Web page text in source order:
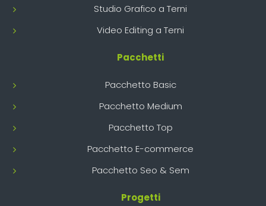
Studio Grafico a Terni
Video Editing a Terni
Pacchetti
Pacchetto Basic
Pacchetto Medium
Pacchetto Top
Pacchetto E-commerce
Pacchetto Seo & Sem
Progetti